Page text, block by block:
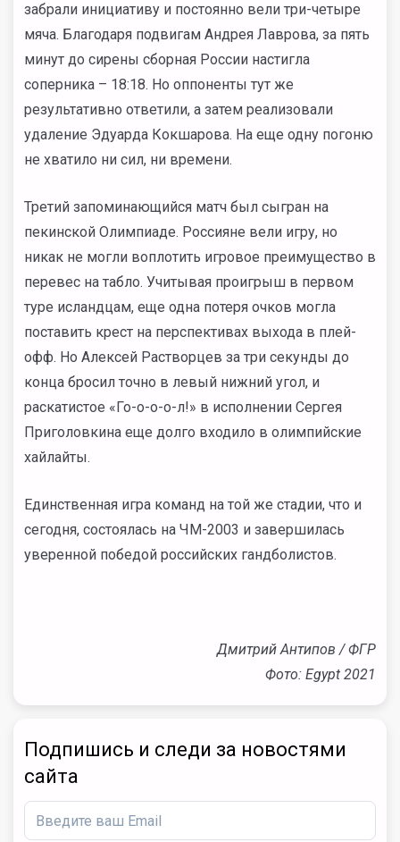
забрали инициативу и постоянно вели три-четыре
мяча. Благодаря подвигам Андрея Лаврова, за пять
минут до сирены сборная России настигла
соперника – 18:18. Но оппоненты тут же
результативно ответили, а затем реализовали
удаление Эдуарда Кокшарова. На еще одну погоню
не хватило ни сил, ни времени.
Третий запоминающийся матч был сыгран на
пекинской Олимпиаде. Россияне вели игру, но
никак не могли воплотить игровое преимущество в
перевес на табло. Учитывая проигрыш в первом
туре исландцам, еще одна потеря очков могла
поставить крест на перспективах выхода в плей-
офф. Но Алексей Растворцев за три секунды до
конца бросил точно в левый нижний угол, и
раскатистое «Го-о-о-о-л!» в исполнении Сергея
Приголовкина еще долго входило в олимпийские
хайлайты.
Единственная игра команд на той же стадии, что и
сегодня, состоялась на ЧМ-2003 и завершилась
уверенной победой российских гандболистов.
Дмитрий Антипов / ФГР
Фото: Egypt 2021
Подпишись и следи за новостями
сайта